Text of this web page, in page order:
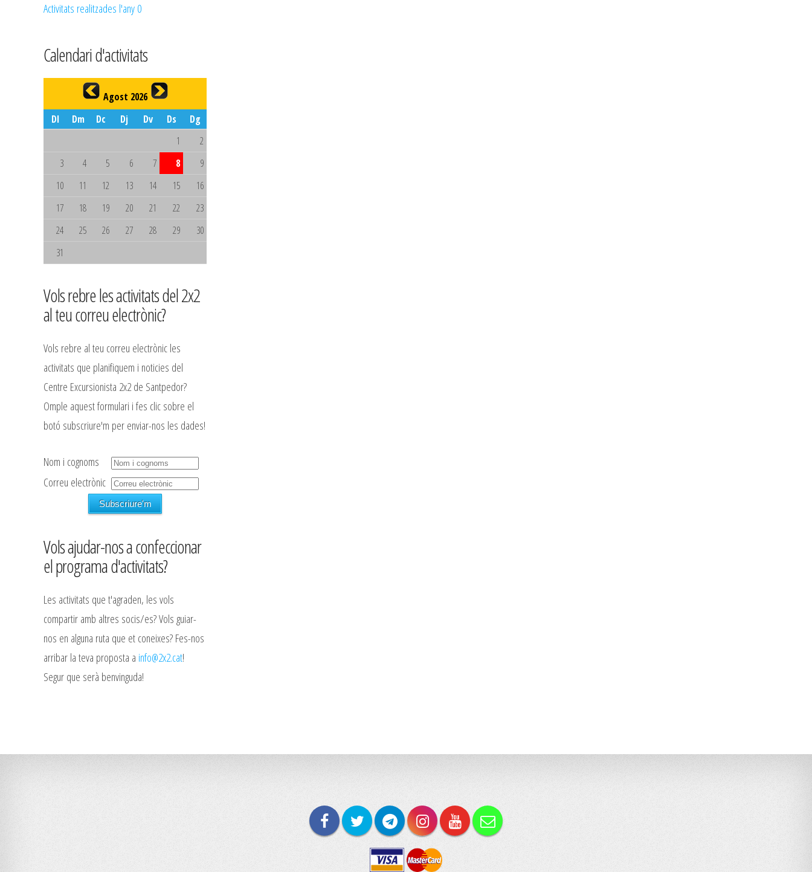
Activitats realitzades l'any 0
Calendari d'activitats
Agost 2026
Dl
Dm Dc Dj Dv Ds
Dg
1
2
3
4 5 6 7 8
9
10
11 12 13 14 15
16
17
18 19 20 21 22
23
24
25 26 27 28 29
30
31
Vols rebre les activitats del 2x2
al teu correu electrònic?
Vols rebre al teu correu electrònic les
activitats que planifiquem i noticies del
Centre Excursionista 2x2 de Santpedor?
Omple aquest formulari i fes clic sobre el
botó subscriure'm per enviar-nos les dades!
Nom i cognoms
Correu electrònic
Vols ajudar-nos a confeccionar
el programa d'activitats?
Les activitats que t'agraden, les vols
compartir amb altres socis/es? Vols guiar-
nos en alguna ruta que et coneixes? Fes-nos
arribar la teva proposta a info@2x2.cat!
Segur que serà benvinguda!